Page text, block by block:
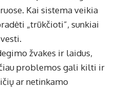
Kai sistema veikia
„trūkčioti”, sunkiai
žvakes ir laidus,
problemos gali kilti ir
ar netinkamo